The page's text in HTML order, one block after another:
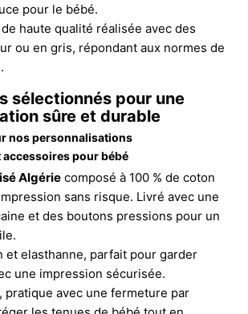
pour le bébé.
haute qualité réalisée avec des
ou en gris, répondant aux normes de
sélectionnés pour une
sûre et durable
nos personnalisations
accessoires pour bébé
Algérie composé à 100 % de coton
sans risque. Livré avec une
et des boutons pressions pour un
et elasthanne, parfait pour garder
une impression sécurisée.
pratique avec une fermeture par